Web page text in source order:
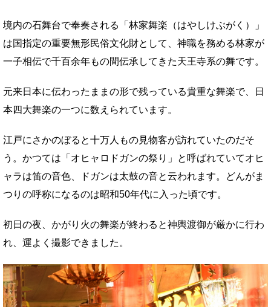
境内の石舞台で奉奏される「林家舞楽（はやしけぶがく）」
は国指定の重要無形民俗文化財として、神職を務める林家が
一子相伝で千百余年もの間伝承してきた天王寺系の舞です。
元来日本に伝わったままの形で残っている貴重な舞楽で、日
本四大舞楽の一つに数えられています。
江戸にさかのぼると十万人もの見物客が訪れていたのだそ
う。かつては「オヒャロドガンの祭り」と呼ばれていてオヒ
ャラは笛の音色、ドガンは太鼓の音と云われます。どんがま
つりの呼称になるのは昭和50年代に入った頃です。
初日の夜、かがり火の舞楽が終わると神輿渡御が厳かに行わ
れ、運よく撮影できました。